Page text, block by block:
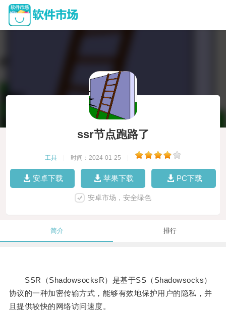
ssr节点跑路了
工具 时间：2024-01-25
安卓下载 苹果下载 PC下载
安卓市场，安全绿色
简介 排行
SSR（ShadowsocksR）是基于SS（Shadowsocks）
协议的一种加密传输方式，能够有效地保护用户的隐私，并
且提供较快的网络访问速度。